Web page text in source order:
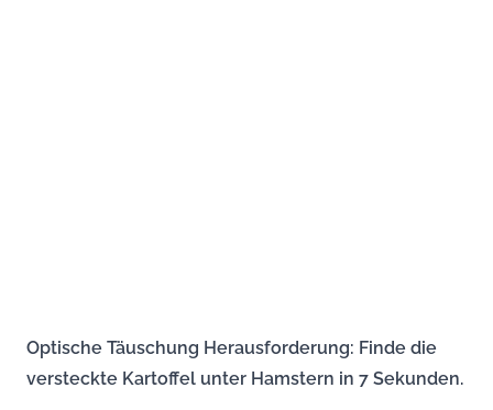
Optische Täuschung Herausforderung: Finde die
versteckte Kartoffel unter Hamstern in 7 Sekunden.